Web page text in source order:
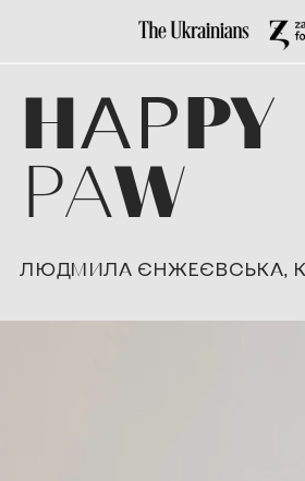
HAPPY
PAW
ЛЮДМИЛА ЄНЖЕЄВСЬКА,